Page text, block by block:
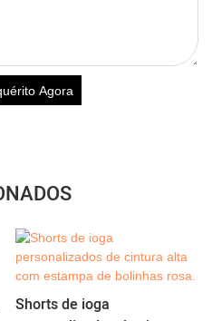
Agora
Shorts de ioga